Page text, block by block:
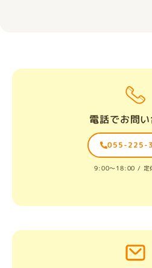
電話でお問
055-225-
9:00〜18:00 / 定